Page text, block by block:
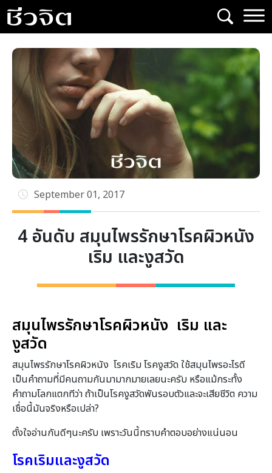
Skip
to
content
September 01, 2017
4 อันดับ สมุนไพรรักษาโรคผิวหนัง
เริม และงูสวัด
สมุนไพรรักษาโรคผิวหนัง เริม และ
งูสวัด
สมุนไพรรักษาโรคผิวหนัง โรคเริม โรคงูสวัด ใช้สมุนไพรอะไรดี
เป็นคำถามที่มีคนถามกันมามากมายเลยนะครับ หรือแม้กระทั้ง
คำถามโลกแตกทีว่า ถ้าเป็นโรคงูสวัดพันรอบตัวและจะเสียชีวิต ความ
เชื่อนี้มันจริงหรือเปล่า?
ตั้งใจอ่านกันดีๆนะครับ เพราะวันนี้ทราบคำตอบอย่างแน่นอน
โรคเริมและงูสวัด